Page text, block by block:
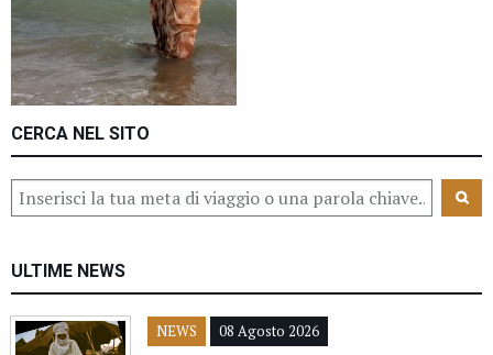
CERCA NEL SITO
ULTIME NEWS
NEWS 08 Agosto 2026